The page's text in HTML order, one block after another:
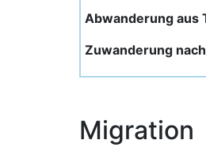
Abwanderung aus
Zuwanderung
Migration